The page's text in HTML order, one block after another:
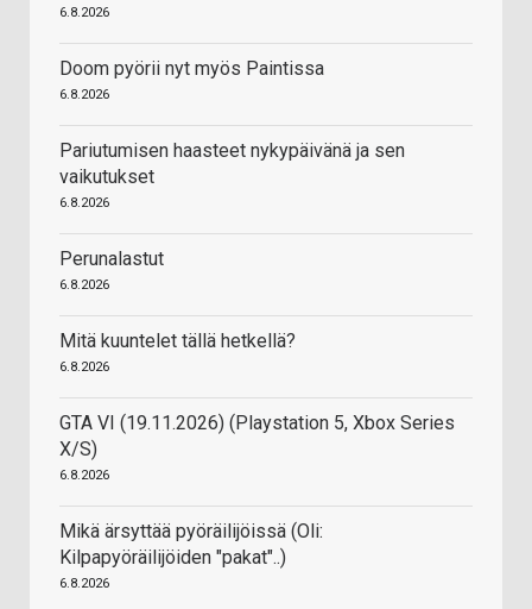
6.8.2026
Doom pyörii nyt myös Paintissa
6.8.2026
Pariutumisen haasteet nykypäivänä ja sen
vaikutukset
6.8.2026
Perunalastut
6.8.2026
Mitä kuuntelet tällä hetkellä?
6.8.2026
GTA VI (19.11.2026) (Playstation 5, Xbox Series
X/S)
6.8.2026
Mikä ärsyttää pyöräilijöissä (Oli:
Kilpapyöräilijöiden "pakat"..)
6.8.2026